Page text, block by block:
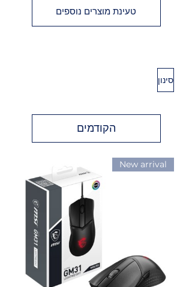
טעינת מוצרים נוספים
סינון
הקודמים
New arrival